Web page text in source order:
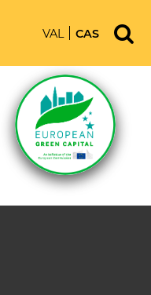
VAL CAS